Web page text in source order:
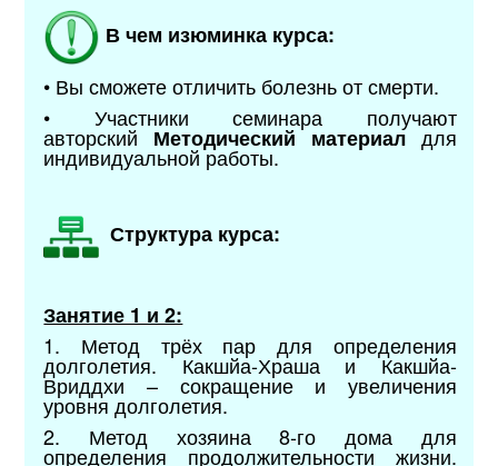
В чем изюминка курса:
• Вы сможете отличить болезнь от смерти.
• Участники семинара получают
авторский Методический материалдля
индивидуальной работы.
Структура курса:
Занятие 1 и 2:
1. Метод трёх пар для определения
долголетия. Какшйа-Храша и Какшйа-
Вриддхи – сокращение и увеличения
уровня долголетия.
2. Метод хозяина 8-го дома для
определения продолжительности жизни.